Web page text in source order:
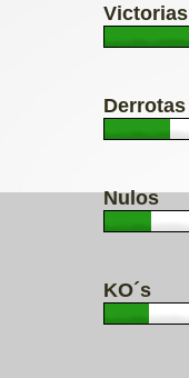
Victorias
Derrotas
Nulos
KO´s